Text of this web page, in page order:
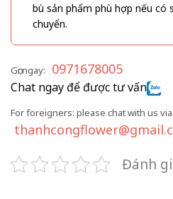
bù sản phẩm phù hợp nếu có
chuyển.
Gọi ngay: 0971678005
Chat ngay để được tư vấn
For foreigners: please chat with us
Đánh